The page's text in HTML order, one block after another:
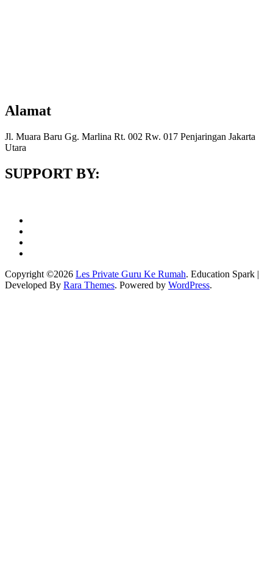
Alamat
Jl. Muara Baru Gg. Marlina Rt. 002 Rw. 017 Penjaringan Jakarta
Utara
SUPPORT BY:
Copyright ©2026 Les Private Guru Ke Rumah. Education Spark |
Developed By Rara Themes. Powered by WordPress.